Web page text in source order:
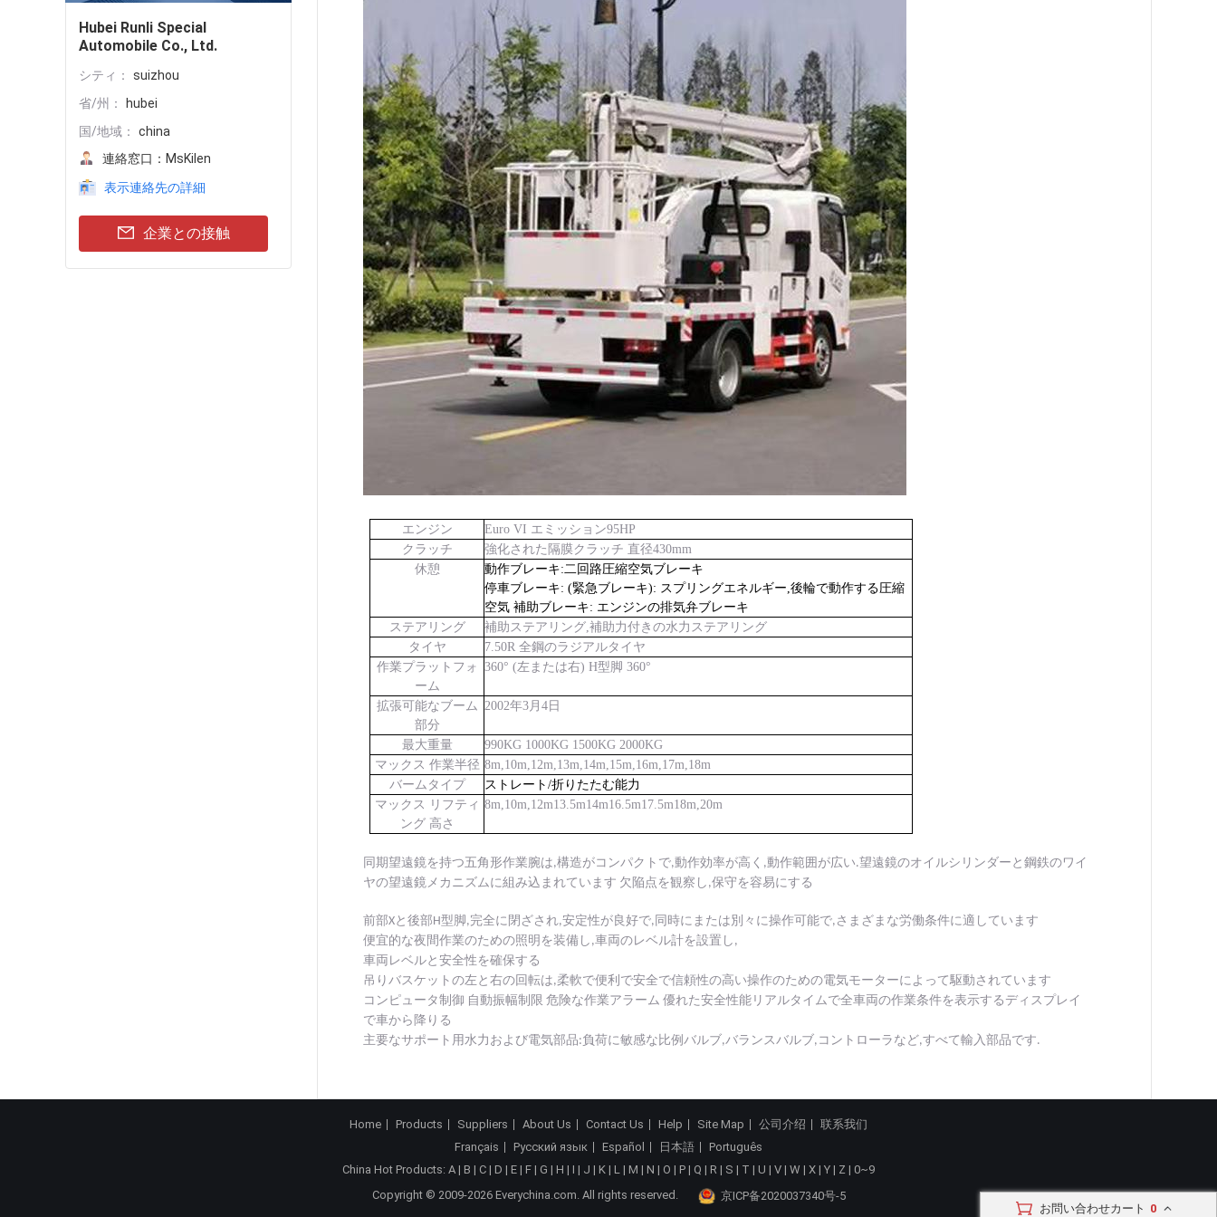
Hubei Runli Special
Automobile Co., Ltd.
シティ：
suizhou
省/州：
hubei
国/地域：
china
連絡窓口： MsKilen
表示連絡先の詳細
企業との接触
エンジン Euro VI エミッション95HP
クラッチ
強化された隔膜クラッチ 直径430mm
休憩
動作ブレーキ:二回路圧縮空気ブレーキ
停車ブレーキ: (緊急ブレーキ): スプリングエネルギー,後輪で動作する圧縮
空気 補助ブレーキ: エンジンの排気弁ブレーキ
ステアリング
補助ステアリング,補助力付きの水力ステアリング
タイヤ
7.50R 全鋼のラジアルタイヤ
作業プラットフォ
ーム
360° (左または右) H型脚 360°
拡張可能なブーム
部分
2002年3月4日
最大重量
990KG 1000KG 1500KG 2000KG
マックス 作業半径 8m,10m,12m,13m,14m,15m,16m,17m,18m
バームタイプ
ストレート/折りたたむ能力
マックス リフティ
ング 高さ
8m,10m,12m13.5m14m16.5m17.5m18m,20m
同期望遠鏡を持つ五角形作業腕は,構造がコンパクトで,動作効率が高く,動作範囲が広い.望遠鏡のオイルシリンダーと鋼鉄のワイ
ヤの望遠鏡メカニズムに組み込まれています 欠陥点を観察し,保守を容易にする
前部Xと後部H型脚,完全に閉ざされ,安定性が良好で,同時にまたは別々に操作可能で,さまざまな労働条件に適しています
便宜的な夜間作業のための照明を装備し,車両のレベル計を設置し,
車両レベルと安全性を確保する
吊りバスケットの左と右の回転は,柔軟で便利で安全で信頼性の高い操作のための電気モーターによって駆動されています
コンピュータ制御 自動振幅制限 危険な作業アラーム 優れた安全性能リアルタイムで全車両の作業条件を表示するディスプレイ
で車から降りる
主要なサポート用水力および電気部品:負荷に敏感な比例バルブ,バランスバルブ,コントローラなど,すべて輸入部品です.
お問い合わせカート 0
Home Products Suppliers About Us Contact Us Help Site Map 公司介绍
联系我们
Français
Русский язык Español 日本語
Português
China Hot Products: A | B | C | D | E | F | G | H | I | J | K | L | M | N | O | P | Q | R | S | T | U | V | W | X | Y | Z | 0~9
Copyright © 2009-2026 Everychina.com. All rights reserved.
京ICP备2020037340号-5